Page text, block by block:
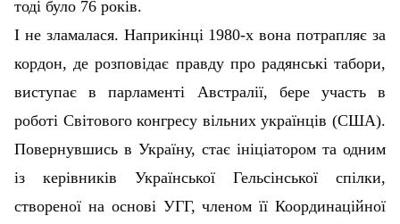
тоді було 76 років.
І не зламалася. Наприкінці 1980-х вона потрапляє за
кордон, де розповідає правду про радянські табори,
виступає в парламенті Австралії, бере участь в
роботі Світового конгресу вільних українців (США).
Повернувшись в Україну, стає ініціатором та одним
із керівників Української Гельсінської спілки,
створеної на основі УГГ, членом її Координаційної